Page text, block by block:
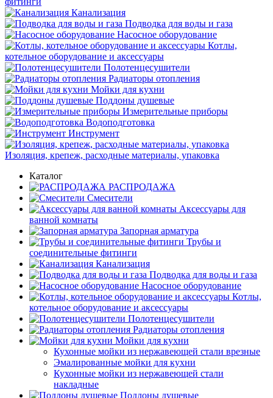
Канализация
Подводка для воды и газа
Насосное оборудование
Котлы,
котельное оборудование и аксессуары
Полотенцесушители
Радиаторы отопления
Мойки для кухни
Поддоны душевые
Измерительные приборы
Водоподготовка
Инструмент
Изоляция, крепеж, расходные материалы, упаковка
Каталог
РАСПРОДАЖА
Смесители
Аксессуары для
ванной комнаты
Запорная арматура
Трубы и
соединительные фитинги
Канализация
Подводка для воды и газа
Насосное оборудование
Котлы,
котельное оборудование и аксессуары
Полотенцесушители
Радиаторы отопления
Мойки для кухни
Кухонные мойки из нержавеющей стали врезные
Эмалированные мойки для кухни
Кухонные мойки из нержавеющей стали
накладные
Поддоны душевые